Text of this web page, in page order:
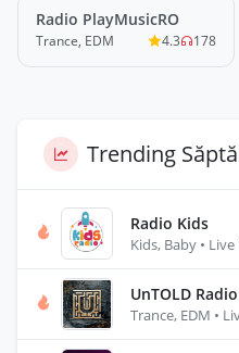
LIVE
Radio PlayMusicRO
Trance, EDM 4.3 178
Trending
Radio Kids
Kids, Baby • Live
UnTOLD Radio
Trance, EDM •